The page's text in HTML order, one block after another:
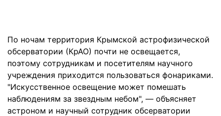
По ночам территория Крымской астрофизической
обсерватории (КрАО) почти не освещается,
поэтому сотрудникам и посетителям научного
учреждения приходится пользоваться фонариками.
"Искусственное освещение может помешать
наблюдениям за звездным небом", — объясняет
астроном и научный сотрудник обсерватории